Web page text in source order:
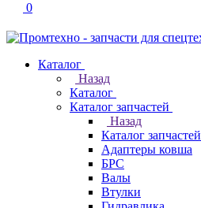
0
Каталог
Назад
Каталог
Каталог запчастей
Назад
Каталог запчастей
Адаптеры ковша
БРС
Валы
Втулки